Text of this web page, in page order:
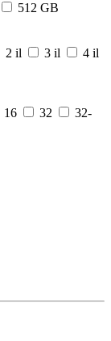
512 GB
2 il 3 il
4 il
16 32
32-